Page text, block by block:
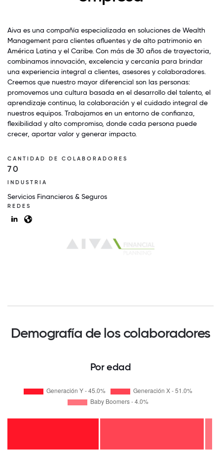
Aiva es una compañía especializada en soluciones de Wealth
Management para clientes afluentes y de alto patrimonio en
América Latina y el Caribe. Con más de 30 años de trayectoria,
combinamos innovación, excelencia y cercanía para brindar
una experiencia integral a clientes, asesores y colaboradores.
Creemos que nuestro mayor diferencial son las personas:
promovemos una cultura basada en el desarrollo del talento, el
aprendizaje continuo, la colaboración y el cuidado integral de
nuestros equipos. Trabajamos en un entorno de confianza,
flexibilidad y alto compromiso, donde cada persona puede
crecer, aportar valor y generar impacto.
CANTIDAD DE COLABORADORES
70
INDUSTRIA
Servicios Financieros & Seguros
REDES
Demografía de los colaboradores
Por edad